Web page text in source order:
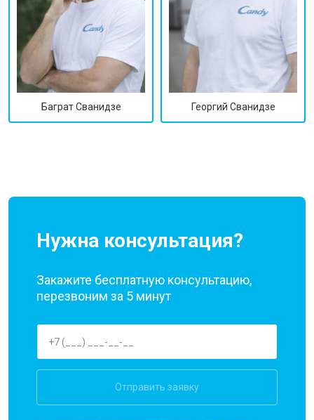
Баграт Сванидзе Георгий Сванидзе
Нужна консультация?
Закажите бесплатную консультацию,
перезвоним за 5 минут
Отправить заявку